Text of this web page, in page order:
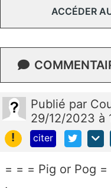
ACCÉDER
Publié par
29/12/2023 à
!
citer
= = = Pig or Pog =
.